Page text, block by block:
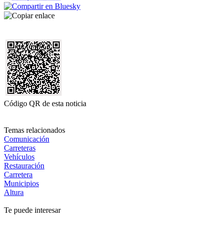
Código QR de esta noticia
Temas relacionados
Comunicación
Carreteras
Vehículos
Restauración
Carretera
Municipios
Altura
Te puede interesar